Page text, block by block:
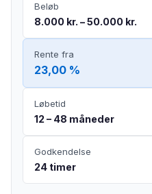
Beløb
8.000 kr. – 50.000 kr.
Rente fra
23,00 %
Løbetid
12 – 48 måneder
Godkendelse
24 timer